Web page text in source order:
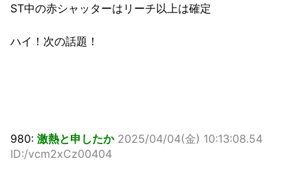
ST中の赤シャッターはリーチ以上は確定
ハイ！次の話題！
980: 激熱と申したか 2025/04/04(金) 10:13:08.54
ID:/vcm2xCz00404